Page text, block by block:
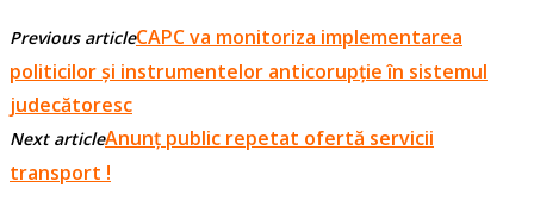
Previous articleCAPC va monitoriza implementarea
politicilor și instrumentelor anticorupție în sistemul
judecătoresc
Next articleAnunț public repetat ofertă servicii
transport !